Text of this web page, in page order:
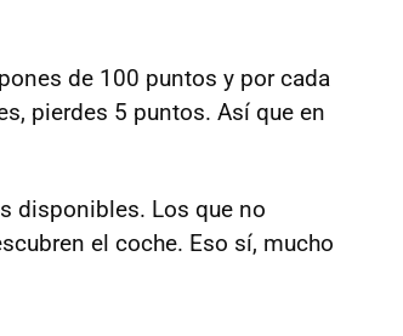
de 100 puntos y por cada
pierdes 5 puntos. Así que en
disponibles. Los que no
el coche. Eso sí, mucho